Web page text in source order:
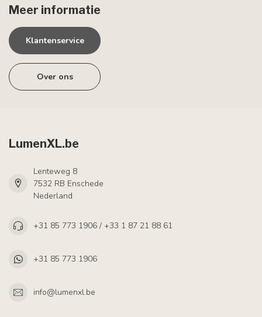
Meer informatie
Klantenservice
Over ons
LumenXL.be
Lenteweg 8
7532 RB Enschede
Nederland
+31 85 773 1906 / +33 1 87 21 88 61
+31 85 773 1906
info@lumenxl.be